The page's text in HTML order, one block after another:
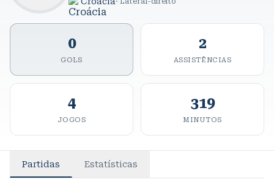
0
GOLS
2
ASSISTÊNCIAS
4
JOGOS
319
MINUTOS
Partidas Estatísticas